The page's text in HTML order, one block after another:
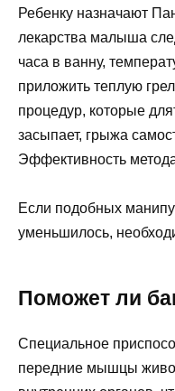
Ребенку назначают
лекарства малыша
часа в ванну,
приложить теплую
процедур, которые
засыпает, грыжа
Эффективность
Если подобных
уменьшилось,
Поможет ли
Специальное
передние мышцы